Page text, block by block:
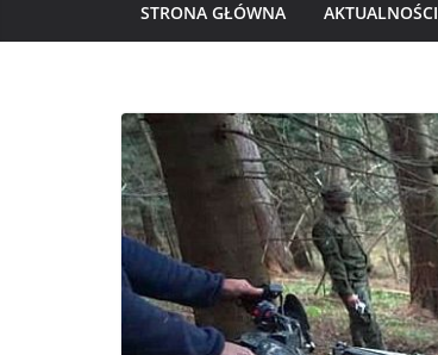
STRONA GŁÓWNA AKTUALNOŚCI